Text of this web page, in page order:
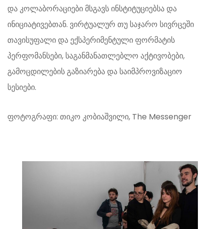
და კოლაბორაციები მსგავს ინსტიტუციებსა და
ინიციატივებთან. ვირტუალურ თუ საჯარო სივრცეში
თავისუფალი და ექსპერიმენტული ფორმატის
პერფომანსები, საგანმანათლებლო აქტივობები,
გამოცდილების გაზიარება და საიმპროვიზაციო
სესიები.
ფოტოგრაფი: თიკო კობიაშვილი, The Messenger